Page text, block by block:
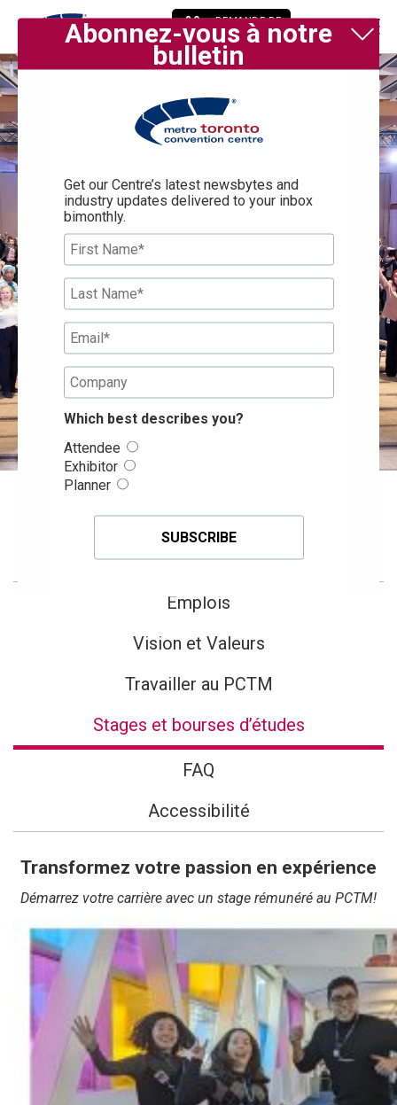
DEMANDE DE
RÉSERVATION
Emplois
Emplois
Vision et Valeurs
Travailler au PCTM
Stages et bourses d’études
FAQ
Accessibilité
Transformez votre passion en expérience
Démarrez votre carrière avec un stage rémunéré au PCTM!
Abonnez-vous à notre
bulletin
Get our Centre’s latest newsbytes and
industry updates delivered to your inbox
bimonthly.
Which best describes you?
Attendee
Exhibitor
Planner